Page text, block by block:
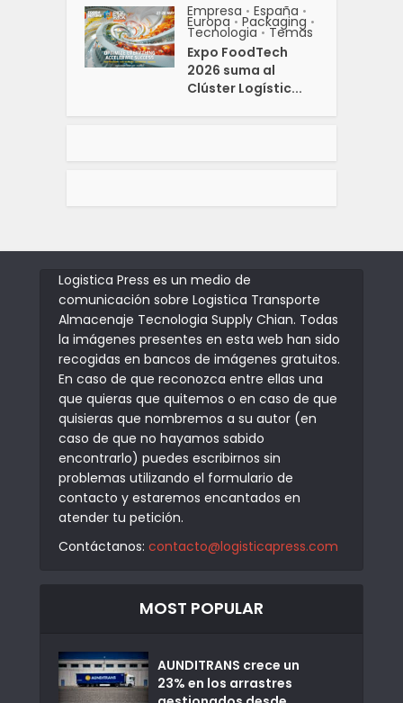
Empresa • España •
Europa • Packaging •
Tecnologia • Temas
Expo FoodTech
2026 suma al
Clúster Logístic...
Logistica Press es un medio de
comunicación sobre Logistica Transporte
Almacenaje Tecnologia Supply Chian. Todas
la imágenes presentes en esta web han sido
recogidas en bancos de imágenes gratuitos.
En caso de que reconozca entre ellas una
que quieras que quitemos o en caso de que
quisieras que nombremos a su autor (en
caso de que no hayamos sabido
encontrarlo) puedes escribirnos sin
problemas utilizando el formulario de
contacto y estaremos encantados en
atender tu petición.
Contáctanos: contacto@logisticapress.com
MOST POPULAR
AUNDITRANS crece un
23% en los arrastres